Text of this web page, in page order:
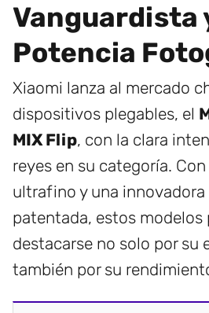
Vanguardista
Potencia
Xiaomi lanza al mercado
dispositivos plegables, el
MIX Flip, con la clara
reyes en su categoría.
ultrafino y una innovadora
patentada, estos modelos
destacarse no solo por su
también por su